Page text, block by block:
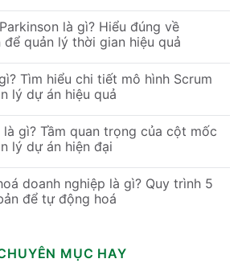
là gì? Hiểu đúng về
để quản lý thời gian hiệu quả
Tìm hiểu chi tiết mô hình Scrum
lý dự án hiệu quả
là gì? Tầm quan trọng của cột mốc
lý dự án hiện đại
doanh nghiệp là gì? Quy trình 5
để tự động hoá
MỤC HAY